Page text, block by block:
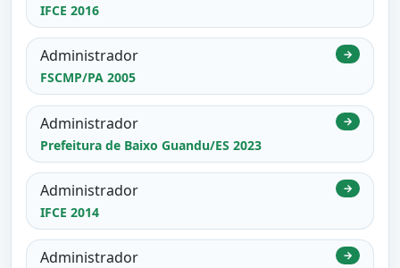
IFCE 2016
Administrador
FSCMP/PA 2005
→
Administrador
Prefeitura de Baixo Guandu/ES 2023
→
Administrador
IFCE 2014
→
Administrador →